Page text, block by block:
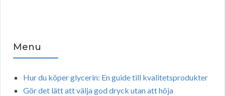
Menu
Hur du köper glycerin: En guide till kvalitetsprodukter
Gör det lätt att välja god dryck utan att höja